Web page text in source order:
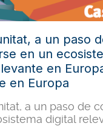
a un paso
en un
en
en Europa
a un paso de
digital